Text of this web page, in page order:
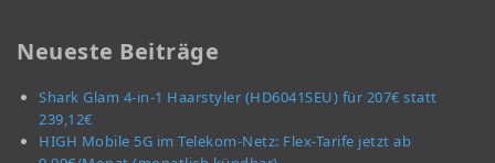
Neueste Beiträge
Shark Glam 4-in-1 Haarstyler (HD6041SEU) für 207€ statt
239,12€
HIGH Mobile 5G im Telekom-Netz: Flex-Tarife jetzt ab